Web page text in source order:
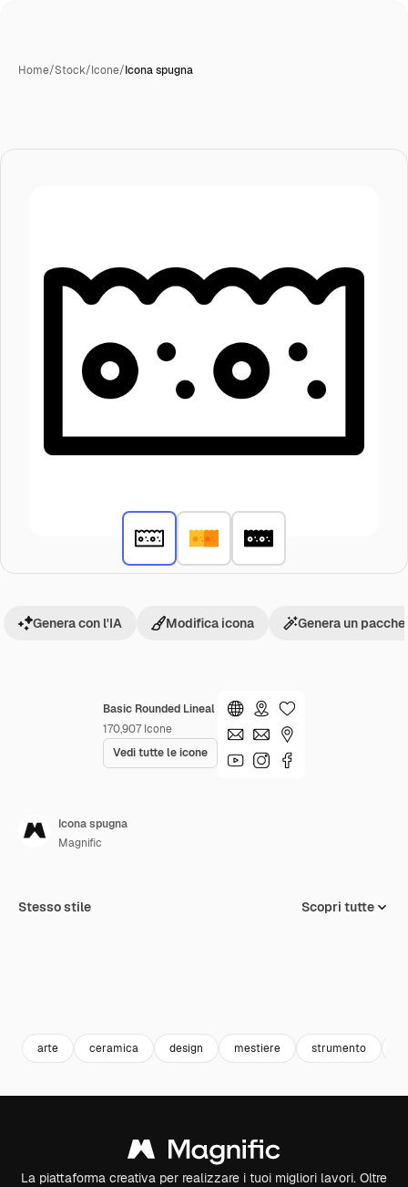
Home/Stock/Icone/Icona spugna
Basic Rounded Lineal
170,907 Icone
Vedi tutte le icone
Genera con l'IA Modifica icona Genera un
Icona spugna
Magnific
Stesso stile Scopri tutte
arte ceramica design mestiere strumento
La piattaforma creativa per realizzare i tuoi migliori lavori. Oltre